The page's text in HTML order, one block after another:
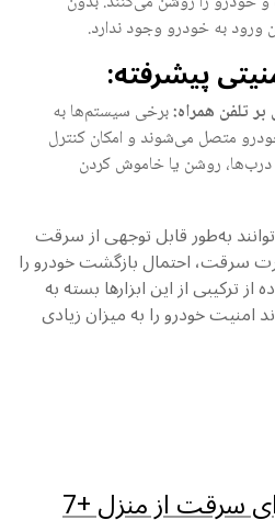
به خودرو وجود ندارد.
پیشرفته:
همراه:برخی سیستم‌ها به
می‌شوند و امکان کنترل
روشن یا خاموش کردن
به‌طور قابل توجهی از سرقت
احتمال بازگشت خودرو را
از این ابزارها بسته به
خودرو را به میزان زیادی
شگردهای سارقین برای سرقت از منزل +7